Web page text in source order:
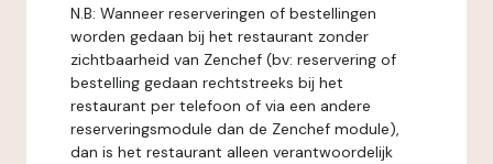
N.B: Wanneer reserveringen of bestellingen
worden gedaan bij het restaurant zonder
zichtbaarheid van Zenchef (bv: reservering of
bestelling gedaan rechtstreeks bij het
restaurant per telefoon of via een andere
reserveringsmodule dan de Zenchef module),
dan is het restaurant alleen verantwoordelijk